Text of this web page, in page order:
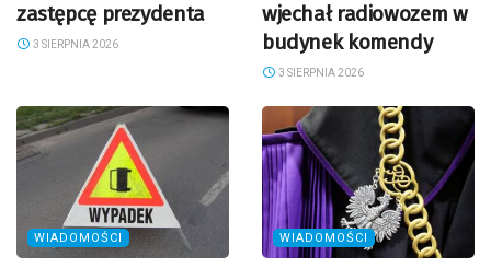
zastępcę prezydenta
3 SIERPNIA 2026
wjechał radiowozem w
budynek komendy
3 SIERPNIA 2026
WIADOMOŚCI WIADOMOŚCI